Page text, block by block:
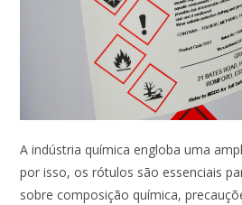
A indústria química engloba uma
por isso, os rótulos são essenciais
sobre composição química,